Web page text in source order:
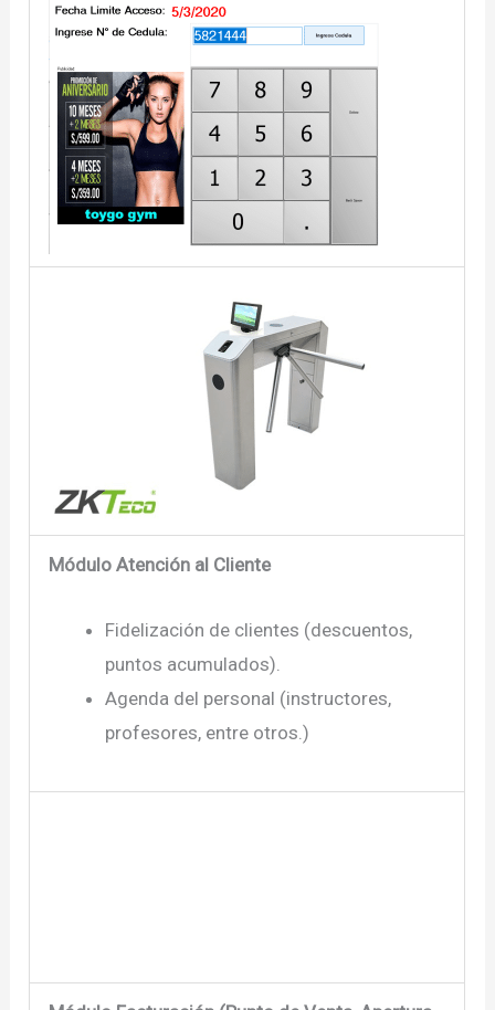
Módulo Atención al Cliente
Fidelización de clientes (descuentos,
puntos acumulados).
Agenda del personal (instructores,
profesores, entre otros.)